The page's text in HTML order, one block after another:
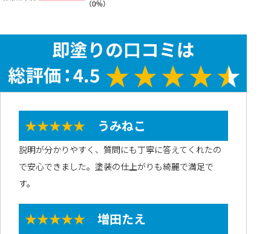
★★★★★ うみねこ
説明が分かりやすく、質問にも丁寧に答えてくれたの
で安心できました。塗装の仕上がりも綺麗で満足で
す。
★★★★★ 増田たえ